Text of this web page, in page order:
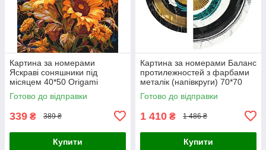
Картина за номерами
Яскраві соняшники під
місяцем 40*50 Origami
(LW04070)
Готово до відправки
339 ₴ 389 ₴
Купити
Картина за номерами Баланс
протилежностей з фарбами
металік (напівкруги) 70*70
Origami (OSR1001)
Готово до відправки
1 410 ₴ 1 486 ₴
Купити